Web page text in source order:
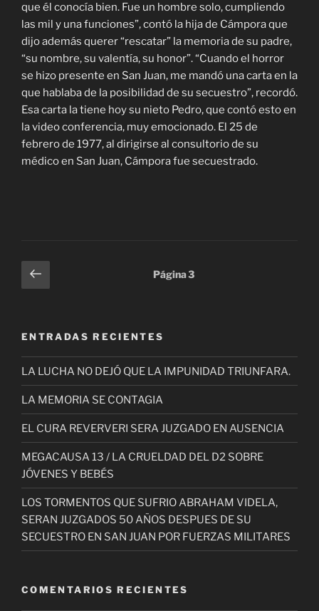
que él conocía bien. Fue un hombre solo, cumpliendo
las mil y una funciones”, contó la hija de Cámpora que
dijo además querer “rescatar” la memoria de su padre,
“su nombre, su valentía, su honor”. “Cuando el horror
se hizo presente en San Juan, me mandó una carta en la
que hablaba de la posibilidad de su secuestro”, recordó.
Esa carta la tiene hoy su nieto Pedro, que contó esto en
la video conferencia, muy emocionado. El 25 de
febrero de 1977, al dirigirse al consultorio de su
médico en San Juan, Cámpora fue secuestrado.
Paginación
de
Página
anterior
Página3
ENTRADAS RECIENTES
LA LUCHA NO DEJÓ QUE LA IMPUNIDAD TRIUNFARA.
LA MEMORIA SE CONTAGIA
EL CURA REVERVERI SERA JUZGADO EN AUSENCIA
MEGACAUSA 13 / LA CRUELDAD DEL D2 SOBRE
JÓVENES Y BEBÉS
LOS TORMENTOS QUE SUFRIO ABRAHAM VIDELA,
SERAN JUZGADOS 50 AÑOS DESPUES DE SU
SECUESTRO EN SAN JUAN POR FUERZAS MILITARES
COMENTARIOS RECIENTES